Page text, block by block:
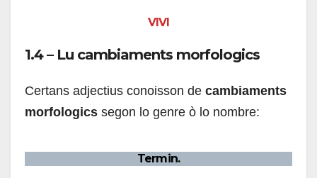
VIVI
1.4 – Lu cambiaments morfologics
Certans adjectius conoisson de cambiaments
morfologics segon lo genre ò lo nombre:
Termin.